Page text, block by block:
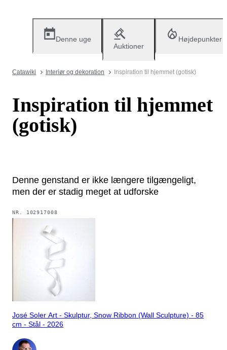
Denne uge
Auktioner
Højdepunkter
Catawiki Interiør og dekoration Inspiration til hjemmet (gotisk)
Inspiration til hjemmet
(gotisk)
Denne genstand er ikke længere tilgængeligt,
men der er stadig meget at udforske
NR. 102917008
José Soler Art - Skulptur, Snow Ribbon (Wall Sculpture) - 85
cm - Stål - 2026